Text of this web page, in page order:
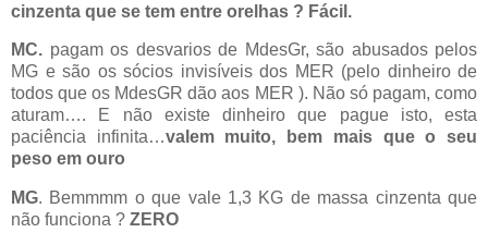
cinzenta que se tem entre orelhas ? Fácil.
MC. pagam os desvarios de MdesGr, são abusados pelos
MG e são os sócios invisíveis dos MER (pelo dinheiro de
todos que os MdesGR dão aos MER ). Não só pagam, como
aturam…. E não existe dinheiro que pague isto, esta
paciência infinita…valem muito, bem mais que o seu
peso em ouro
MG. Bemmmm o que vale 1,3 KG de massa cinzenta que
não funciona ? ZERO